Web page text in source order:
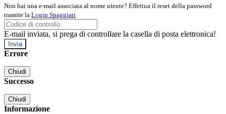
Non hai una e-mail associata al nome utente? Effettua il reset della password
tramite la Login Spaggiari
E-mail inviata, si prega di controllare la casella di posta elettronica!
Errore
Chiudi
Successo
Chiudi
Informazione